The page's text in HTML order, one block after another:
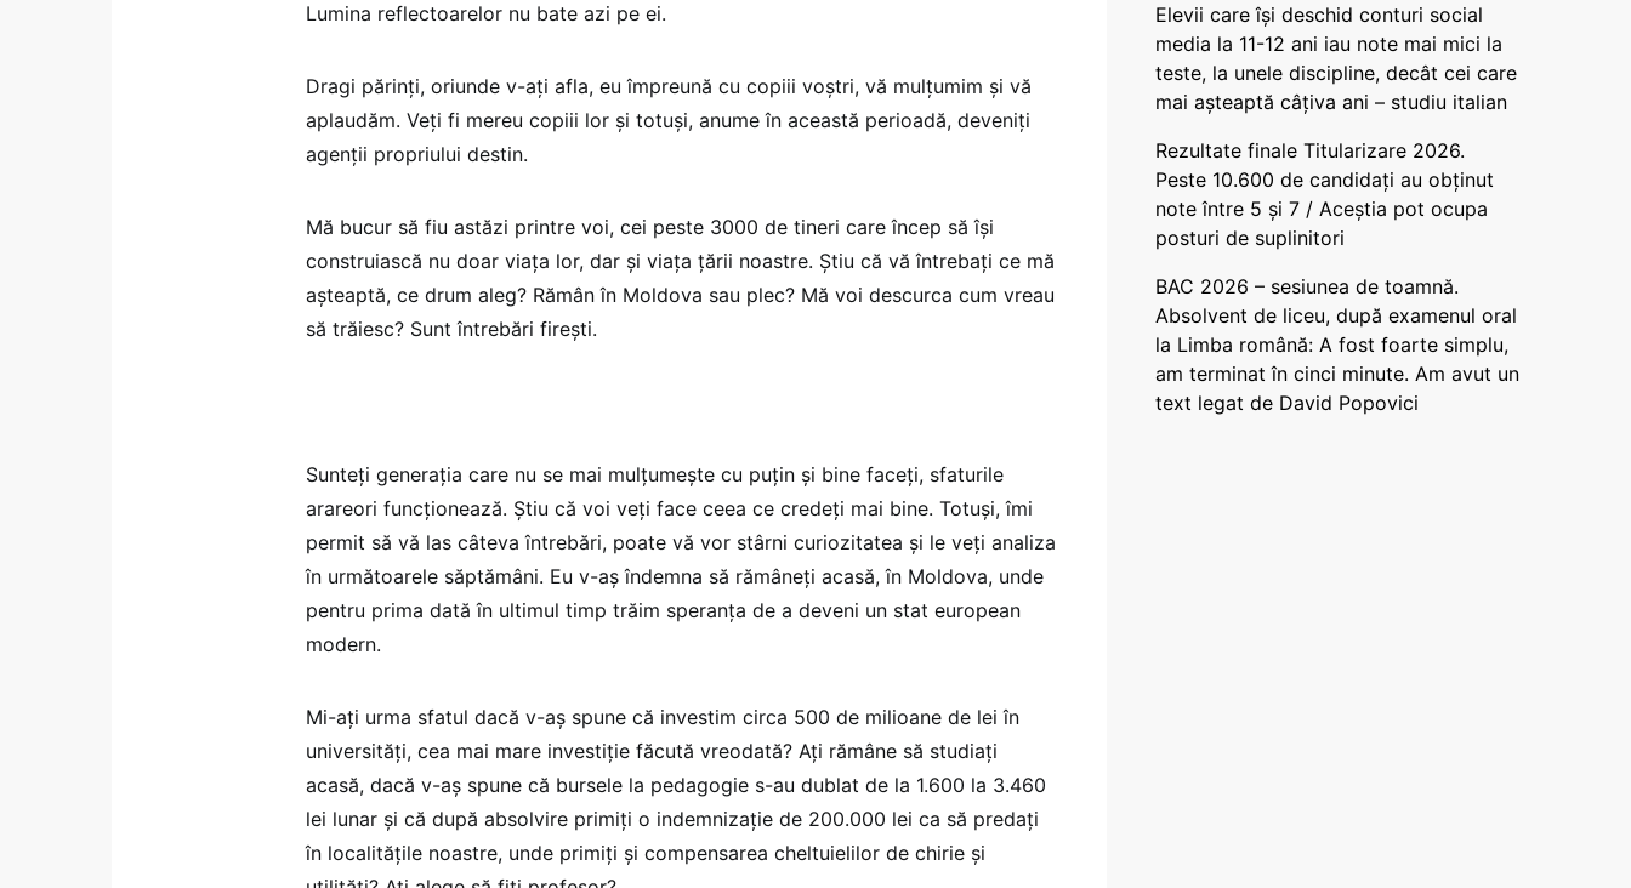
Lumina reflectoarelor nu bate azi pe ei.
Dragi părinți, oriunde v-ați afla, eu împreună cu copiii voștri, vă mulțumim și vă
aplaudăm. Veți fi mereu copiii lor și totuși, anume în această perioadă, deveniți
agenții propriului destin.
Mă bucur să fiu astăzi printre voi, cei peste 3000 de tineri care încep să își
construiască nu doar viața lor, dar și viața țării noastre. Știu că vă întrebați ce mă
așteaptă, ce drum aleg? Rămân în Moldova sau plec? Mă voi descurca cum vreau
să trăiesc? Sunt întrebări firești.
Sunteți generația care nu se mai mulțumește cu puțin și bine faceți, sfaturile
arareori funcționează. Știu că voi veți face ceea ce credeți mai bine. Totuși, îmi
permit să vă las câteva întrebări, poate vă vor stârni curiozitatea și le veți analiza
în următoarele săptămâni. Eu v-aș îndemna să rămâneți acasă, în Moldova, unde
pentru prima dată în ultimul timp trăim speranța de a deveni un stat european
modern.
Mi-ați urma sfatul dacă v-aș spune că investim circa 500 de milioane de lei în
universități, cea mai mare investiție făcută vreodată? Ați rămâne să studiați
acasă, dacă v-aș spune că bursele la pedagogie s-au dublat de la 1.600 la 3.460
lei lunar și că după absolvire primiți o indemnizație de 200.000 lei ca să predați
în localitățile noastre, unde primiți și compensarea cheltuielilor de chirie și
Elevii care își deschid conturi social
media la 11-12 ani iau note mai mici la
teste, la unele discipline, decât cei care
mai așteaptă câțiva ani – studiu italian
Rezultate finale Titularizare 2026.
Peste 10.600 de candidați au obținut
note între 5 și 7 / Aceștia pot ocupa
posturi de suplinitori
BAC 2026 – sesiunea de toamnă.
Absolvent de liceu, după examenul oral
la Limba română: A fost foarte simplu,
am terminat în cinci minute. Am avut un
text legat de David Popovici